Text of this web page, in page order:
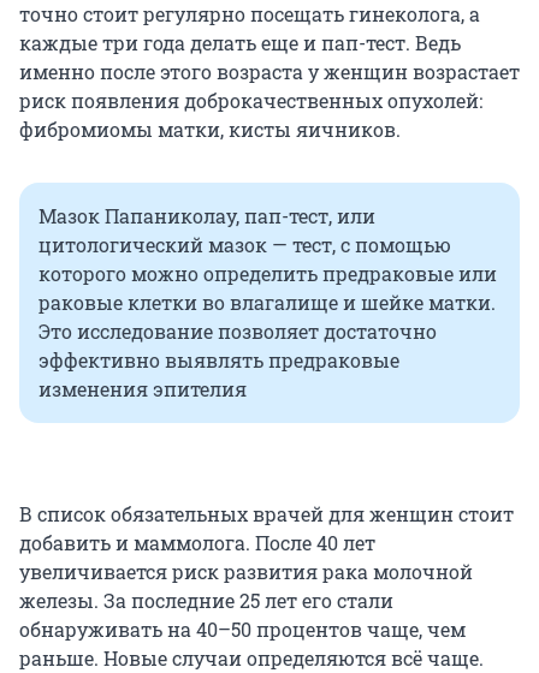
точно стоит регулярно посещать гинеколога, а
каждые три года делать еще и пап-тест. Ведь
именно после этого возраста у женщин возрастает
риск появления доброкачественных опухолей:
фибромиомы матки, кисты яичников.
Мазок Папаниколау, пап-тест, или
цитологический мазок — тест, с помощью
которого можно определить предраковые или
раковые клетки во влагалище и шейке матки.
Это исследование позволяет достаточно
эффективно выявлять предраковые
изменения эпителия
В список обязательных врачей для женщин стоит
добавить и маммолога. После 40 лет
увеличивается риск развития рака молочной
железы. За последние 25 лет его стали
обнаруживать на 40–50 процентов чаще, чем
раньше. Новые случаи определяются всё чаще.